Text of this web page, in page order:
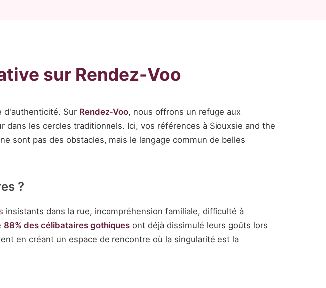
sur Rendez-Voo
d'authenticité. Sur Rendez-Voo, nous offrons un refuge aux
dans les cercles traditionnels. Ici, vos références à Siouxsie and the
sont pas des obstacles, mais le langage commun de belles
?
dans la rue, incompréhension familiale, difficulté à
88% des célibataires gothiques ont déjà dissimulé leurs goûts lors
en créant un espace de rencontre où la singularité est la